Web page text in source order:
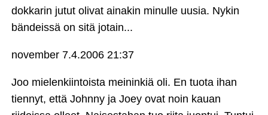
dokkarin jutut olivat ainakin minulle uusia. Nykin
bändeissä on sitä jotain...
november 7.4.2006 21:37
Joo mielenkiintoista meininkiä oli. En tuota ihan
tiennyt, että Johnny ja Joey ovat noin kauan